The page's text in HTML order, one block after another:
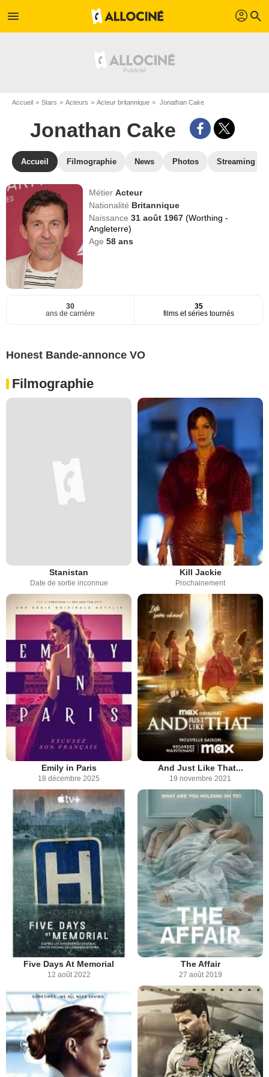
menu profil search
Accueil Stars Acteurs Acteur britannique Jonathan Cake
Jonathan Cake
Accueil Filmographie News Photos Streaming
MétierActeur
Nationalité Britannique
Naissance31 août 1967(Worthing -
Angleterre)
Age58 ans
30
ans de carrière
35
films et séries tournés
Honest Bande-annonce VO
Filmographie
Stanistan
Date de sortie inconnue
Kill Jackie
Prochainement
Emily in Paris
18 décembre 2025
And Just Like That...
19 novembre 2021
Five Days At Memorial
12 août 2022
The Affair
27 août 2019